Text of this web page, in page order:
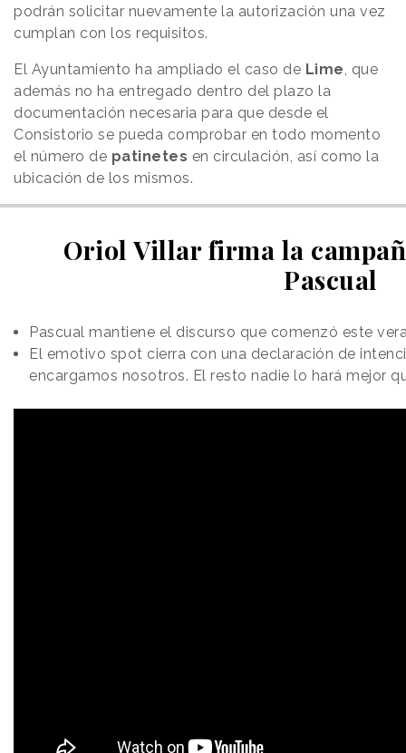
podrán solicitar nuevamente la autorización una vez
cumplan con los requisitos.
El Ayuntamiento ha ampliado el caso de Lime, que
además no ha entregado dentro del plazo la
documentación necesaria para que desde el
Consistorio se pueda comprobar en todo momento
el número de patinetes en circulación, así como la
ubicación de los mismos.
Oriol Villar firma la
Pascual
Pascual mantiene el discurso que comenzó este
El emotivo spot cierra con una declaración de
encargamos nosotros. El resto nadie lo hará mejor